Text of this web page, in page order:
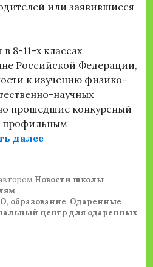
или заявившиеся
8-11-х классах
Российской Федерации,
к изучению физико-
научных
прошедшие конкурсный
профильным
далее«Вниманию
Новости школы
, образование, Одаренные
центр для одаренных